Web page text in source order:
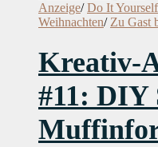
Anzeige/ Do It Yourself
Weihnachten/ Zu Gast
Kreativ-
#11: DIY